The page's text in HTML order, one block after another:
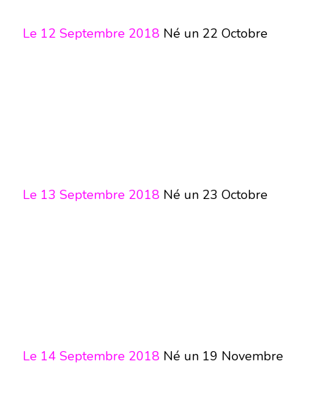
Le 12 Septembre 2018 Né un 22 Octobre
Le 13 Septembre 2018 Né un 23 Octobre
Le 14 Septembre 2018 Né un 19 Novembre